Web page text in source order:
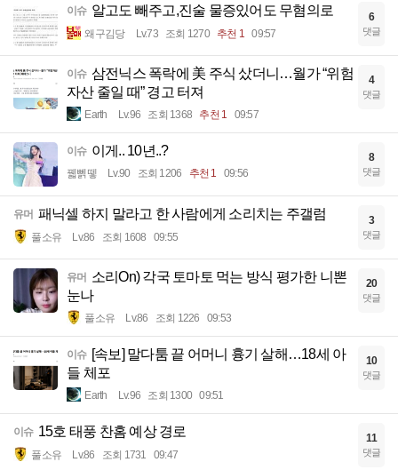
이슈 알고도 빼주고,진술 물증있어도 무혐의로
왜구김당 Lv.73 조회 1270 추천 1 09:57
6
댓글
이슈 삼전닉스 폭락에 美 주식 샀더니…월가 “위험
자산 줄일 때” 경고 터져
Earth Lv.96 조회 1368 추천 1 09:57
4
댓글
이슈 이게.. 10년..?
꿻뻵뗗 Lv.90 조회 1206 추천 1 09:56
8
댓글
유머 패닉셀 하지 말라고 한 사람에게 소리치는 주갤럼
풀소유 Lv.86 조회 1608 09:55
3
댓글
유머 소리On) 각국 토마토 먹는 방식 평가한 니뽄
눈나
풀소유 Lv.86 조회 1226 09:53
20
댓글
이슈 [속보] 말다툼 끝 어머니 흉기 살해…18세 아
들 체포
Earth Lv.96 조회 1300 09:51
10
댓글
이슈 15호 태풍 찬홈 예상 경로
풀소유 Lv.86 조회 1731 09:47
11
댓글